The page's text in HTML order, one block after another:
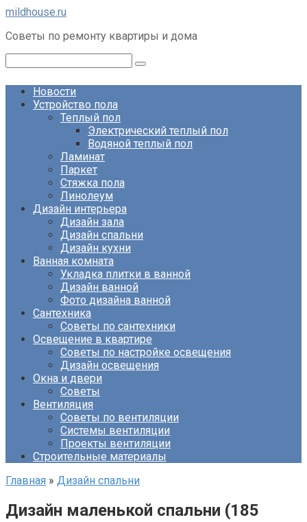
Перейти
контенту
mildhouse.ru
Советы по ремонту квартиры и дома
Новости
Устройство пола
Теплый пол
Электрический теплый пол
Водяной теплый пол
Ламинат
Паркет
Стяжка пола
Линолеум
Дизайн интерьера
Дизайн зала
Дизайн спальни
Дизайн кухни
Ванная комната
Укладка плитки в ванной
Дизайн ванной
Фото дизайна ванной
Сантехника
Советы по сантехники
Освещение в квартире
Советы по настройке освещения
Дизайн освещения
Окна и двери
Советы
Вентиляция
Советы по вентиляции
Системы вентиляции
Проекты вентиляции
Строительные материалы
Главная » Дизайн спальни
Дизайн маленькой спальни (185